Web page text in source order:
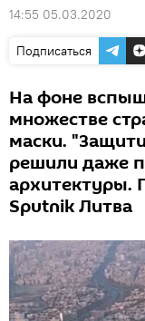
14:55 05.03.2020
Подписаться
На фоне
множестве
маски.
решили даже
архитектуры.
Sputnik Литва